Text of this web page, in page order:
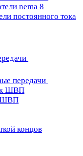
nema 8
постоянного тока
передачи
ШВП
ШВП
концов